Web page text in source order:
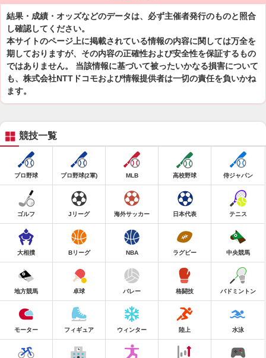
結果・成績・オッズなどのデータは、必ず主催者発行のものと照合
し確認してください。
本サイトのページ上に掲載されている情報の内容に関しては万全を
期しておりますが、その内容の正確性および安全性を保証するもの
ではありません。 当該情報に基づいて被ったいかなる損害について
も、株式会社NTTドコモおよび情報提供者は一切の責任を負いかね
ます。
競技一覧
プロ野球 プロ野球(2軍) MLB 高校野球 侍ジャパン
ゴルフ Jリーグ 海外サッカー 日本代表 テニス
大相撲 Bリーグ NBA ラグビー 中央競馬
地方競馬 卓球 バレー 格闘技 バドミントン
モーター フィギュア ウィンター 陸上 水泳